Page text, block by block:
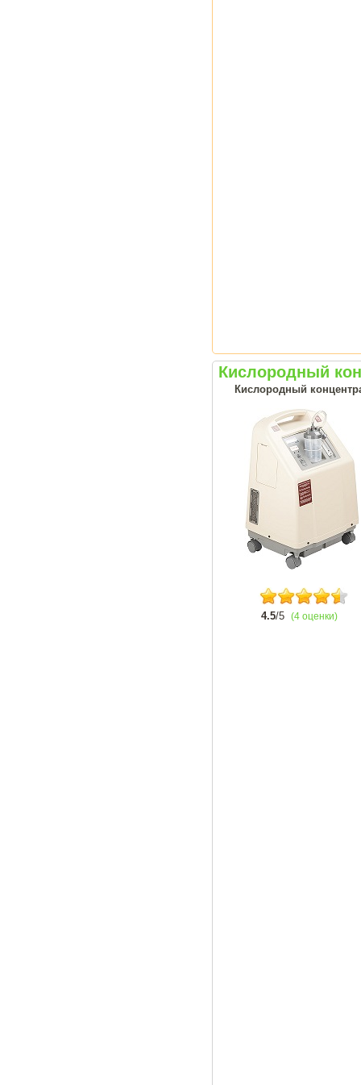
Кислородный
Кислородный
4.5/5 (4 оценки)